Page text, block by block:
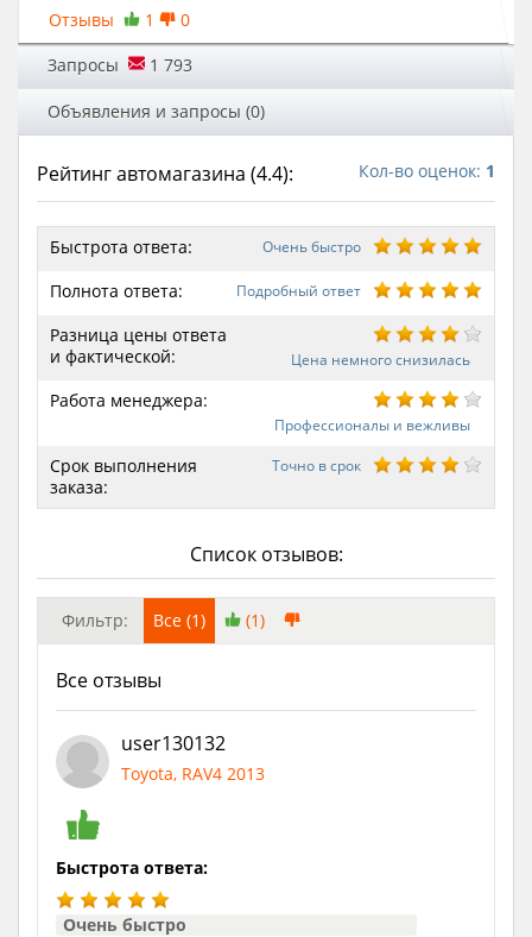
Отзывы 1 0
Запросы 1 793
Объявления и запросы (0)
Кол-во оценок: 1
Рейтинг автомагазина (4.4):
Быстрота ответа: Очень быстро
Полнота ответа: Подробный ответ
Разница цены ответа
и фактической:
Цена немного снизилась
Работа менеджера:
Профессионалы и вежливы
Срок выполнения
заказа:
Точно в срок
Список отзывов:
Фильтр: Все (1) (1)
Все отзывы
user130132
Toyota, RAV4 2013
Быстрота ответа:
Очень быстро